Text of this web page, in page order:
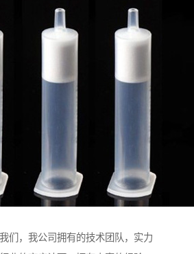
们，我公司拥有的技术团队，实力